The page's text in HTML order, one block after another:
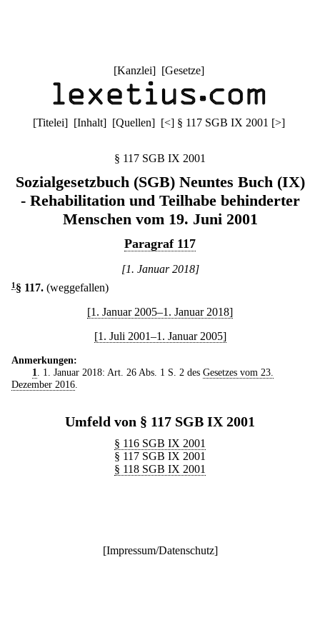
[Kanzlei] [Gesetze]
[Titelei] [Inhalt] [Quellen] [<] § 117 SGB IX 2001 [>]
§ 117 SGB IX 2001
Sozialgesetzbuch (SGB) Neuntes Buch (IX)
- Rehabilitation und Teilhabe behinderter
Menschen vom 19. Juni 2001
Paragraf 117
[1. Januar 2018]
1 § 117. (weggefallen)
[1. Januar 2005–1. Januar 2018]
[1. Juli 2001–1. Januar 2005]
Anmerkungen:
1
. 1. Januar 2018: Art. 26 Abs. 1 S. 2 des Gesetzes vom 23.
Dezember 2016
Umfeld von § 117 SGB IX 2001
§ 116 SGB IX 2001
§ 117 SGB IX 2001
§ 118 SGB IX 2001
[Impressum/Datenschutz]